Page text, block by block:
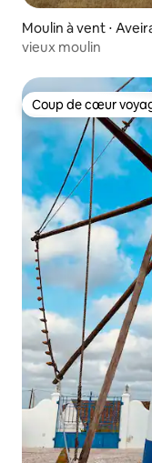
Moulin à vent ⋅
vieux moulin
Coup de cœur
Coup de cœur